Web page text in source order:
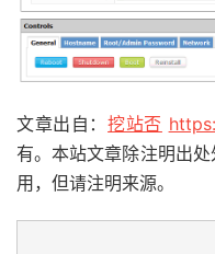
文章出自：挖站否
有。本站文章除注明出
用，但请注明来源。